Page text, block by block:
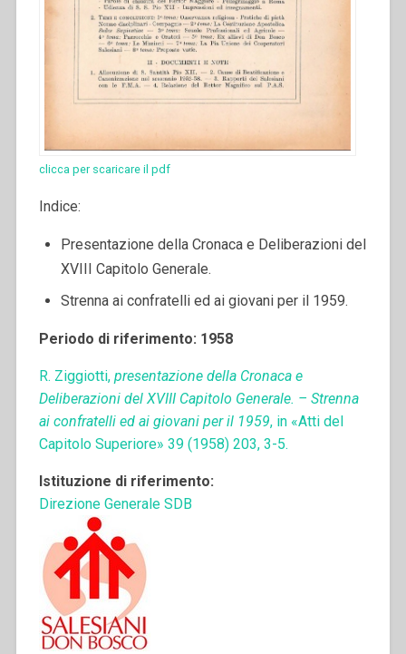
clicca per scaricare il pdf
Indice:
Presentazione della Cronaca e Deliberazioni del
XVIII Capitolo Generale.
Strenna ai confratelli ed ai giovani per il 1959.
Periodo di riferimento: 1958
R. Ziggiotti,presentazione della Cronaca e
Deliberazioni del XVIII Capitolo Generale. – Strenna
ai confratelli ed ai giovani per il 1959, in «Atti del
Capitolo Superiore» 39 (1958) 203, 3-5.
Istituzione di riferimento:
Direzione Generale SDB